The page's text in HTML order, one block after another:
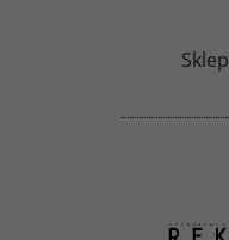
Sklep